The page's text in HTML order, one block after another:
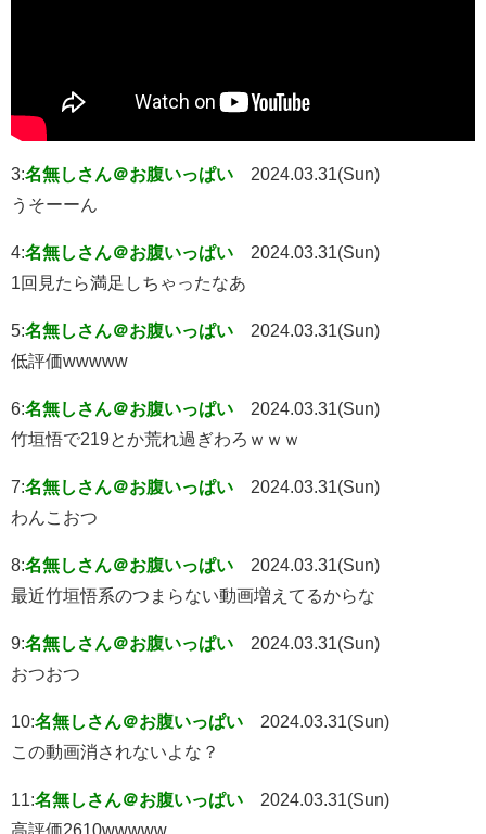
3:名無しさん＠お腹いっぱい
2024.03.31(Sun)
うそーーん
4:名無しさん＠お腹いっぱい
2024.03.31(Sun)
1回見たら満足しちゃったなあ
5:名無しさん＠お腹いっぱい
2024.03.31(Sun)
低評価wwwww
6:名無しさん＠お腹いっぱい
2024.03.31(Sun)
竹垣悟で219とか荒れ過ぎわろｗｗｗ
7:名無しさん＠お腹いっぱい
2024.03.31(Sun)
わんこおつ
8:名無しさん＠お腹いっぱい
2024.03.31(Sun)
最近竹垣悟系のつまらない動画増えてるからな
9:名無しさん＠お腹いっぱい
2024.03.31(Sun)
おつおつ
10:名無しさん＠お腹いっぱい
2024.03.31(Sun)
この動画消されないよな？
11:名無しさん＠お腹いっぱい
2024.03.31(Sun)
高評価2610wwwww